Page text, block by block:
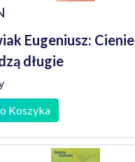
Eugeniusz: Cienie
długie
Koszyka